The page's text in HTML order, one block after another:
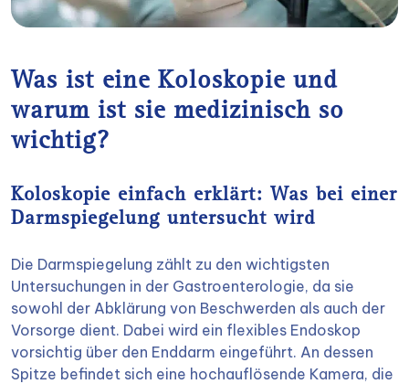
Was ist eine Koloskopie und
warum ist sie medizinisch so
wichtig?
Koloskopie einfach erklärt: Was bei einer
Darmspiegelung untersucht wird
Die Darmspiegelung zählt zu den wichtigsten
Untersuchungen in der Gastroenterologie, da sie
sowohl der Abklärung von Beschwerden als auch der
Vorsorge dient. Dabei wird ein flexibles Endoskop
vorsichtig über den Enddarm eingeführt. An dessen
Spitze befindet sich eine hochauflösende Kamera, die